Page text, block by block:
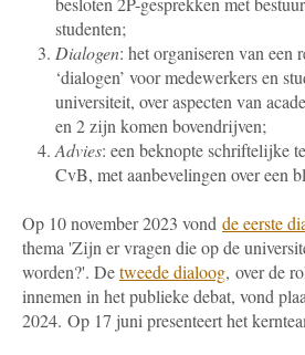
studenten;
Dialogen: het organiseren van een
‘dialogen’ voor medewerkers en
universiteit, over aspecten van
en 2 zijn komen bovendrijven;
Advies: een beknopte schriftelijke
CvB, met aanbevelingen over een
Op 10 november 2023 vond de eerste
thema 'Zijn er vragen die op de
worden?'. Detweede dialoog, over de
innemen in het publieke debat, vond
2024. Op 17 juni presenteert het